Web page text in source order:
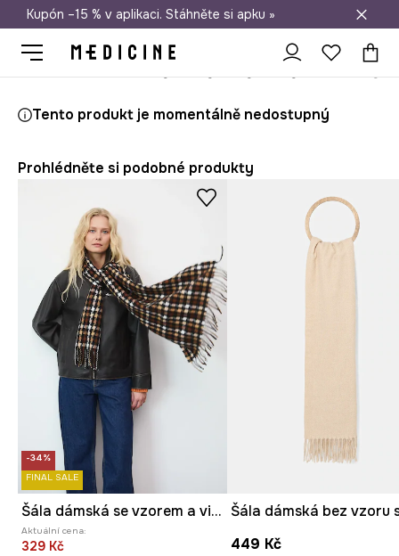
Doprava zdarma při nákupu nad 1 200 Kč
Kupón –15 % v aplikaci. Stáhněte si apku »
Tento produkt je momentálně nedostupný
Prohlédněte si podobné produkty
-34%
FINAL SALE
Šála dámská se vzorem a viskózou
Aktuální cena:
329 Kč 449 Kč